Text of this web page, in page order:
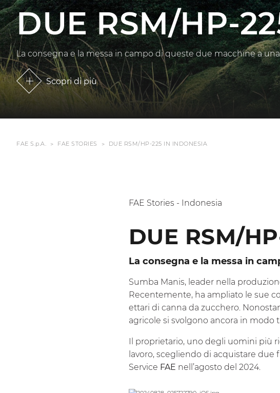
DUE RSM/HP-
La consegna e la messa in campo di queste due macchine a
Scopri di più
FAE S.p.A. FAE STORIES DUE RSM/HP-225 IN INDONESIA
FAE Stories - Indonesia
DUE RSM/
La consegna e la messa in
Sumba Manis, leader nella
Recentemente, ha ampliato le sue
ettari di canna da zucchero.
agricole si svolgono ancora in modo
Il proprietario, uno degli uomini più
lavoro, scegliendo di acquistare due
Service FAE nell’agosto del 2024.